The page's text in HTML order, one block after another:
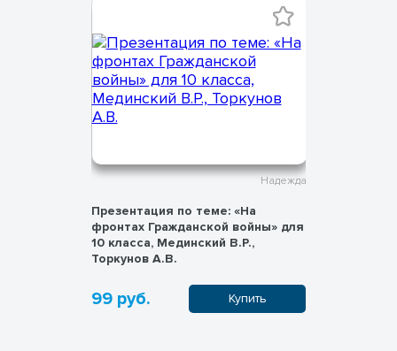
Надежда
Презентация по теме: «На
фронтах Гражданской войны» для
10 класса, Мединский В.Р.,
Торкунов А.В.
99 руб. Купить